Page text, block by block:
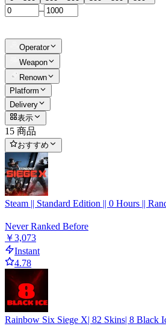
–
Operator
Weapon
Renown
Platform
Delivery
表示
15 商品
おすすめ
Steam || Standard Edition || 0 Hours ||
Never Ranked Before
￥3,073
Instant
4.78
Rainbow Six Siege X| 82 Skins| 8 Black